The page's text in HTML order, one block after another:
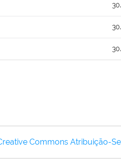
Commons Atribuição-